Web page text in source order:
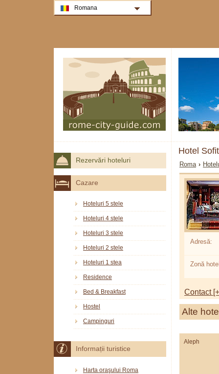
Hotel
Roma ›
Adresă:
Zonă
Contact
Alte
Aleph
Rezervări hoteluri
Cazare
Hoteluri 5 stele
Hoteluri 4 stele
Hoteluri 3 stele
Hoteluri 2 stele
Hoteluri 1 stea
Residence
Bed & Breakfast
Hostel
Campinguri
Informații turistice
Harta oraşului Roma
Romana